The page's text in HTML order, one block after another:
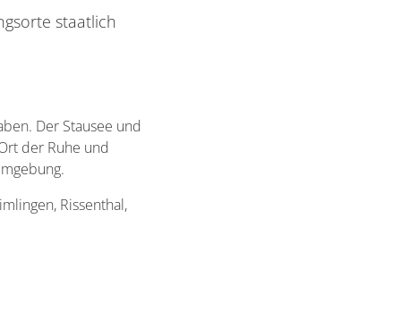
staatlich
Der Stausee und
der Ruhe und
Rissenthal,